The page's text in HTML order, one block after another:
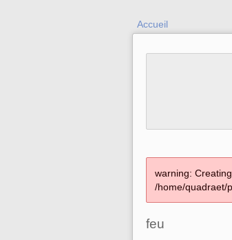
Accueil
warning:
/home/quadraet/
feu